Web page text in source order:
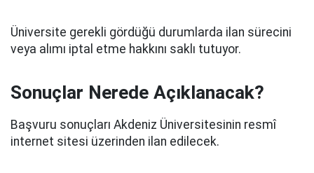
Üniversite gerekli gördüğü durumlarda ilan sürecini
veya alımı iptal etme hakkını saklı tutuyor.
Sonuçlar Nerede Açıklanacak?
Başvuru sonuçları Akdeniz Üniversitesinin resmî
internet sitesi üzerinden ilan edilecek.